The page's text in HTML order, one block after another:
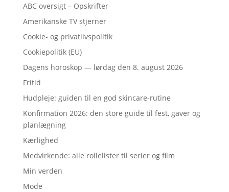
ABC oversigt – Opskrifter
Amerikanske TV stjerner
Cookie- og privatlivspolitik
Cookiepolitik (EU)
Dagens horoskop — lørdag den 8. august 2026
Fritid
Hudpleje: guiden til en god skincare-rutine
Konfirmation 2026: den store guide til fest, gaver og
planlægning
Kærlighed
Medvirkende: alle rollelister til serier og film
Min verden
Mode